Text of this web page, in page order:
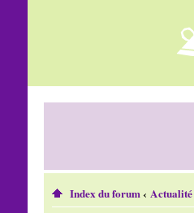
Index du forum‹ Actualité